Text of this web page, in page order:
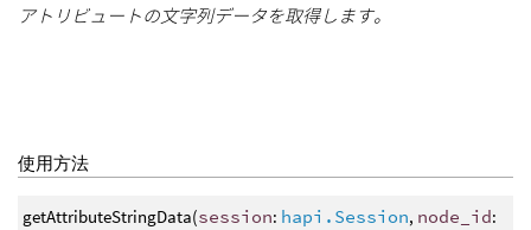
アトリビュートの文字列データを取得します。
使用方法
getAttributeStringData(session: hapi.Session, node_id: